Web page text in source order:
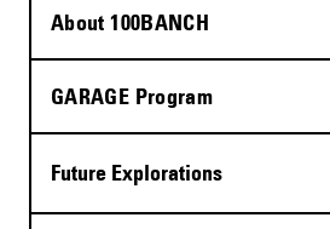
About 100BANCH
GARAGE Program
Future Explorations